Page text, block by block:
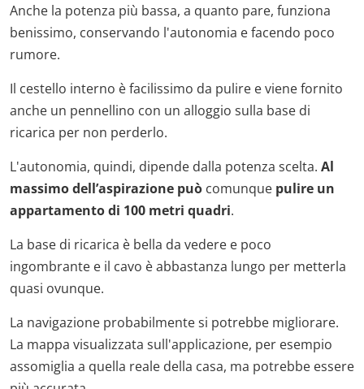
Anche la potenza più bassa, a quanto pare, funziona
benissimo, conservando l'autonomia e facendo poco
rumore.
Il cestello interno è facilissimo da pulire e viene fornito
anche un pennellino con un alloggio sulla base di
ricarica per non perderlo.
L'autonomia, quindi, dipende dalla potenza scelta. Al
massimo dell’aspirazione può comunque pulire un
appartamento di 100 metri quadri.
La base di ricarica è bella da vedere e poco
ingombrante e il cavo è abbastanza lungo per metterla
quasi ovunque.
La navigazione probabilmente si potrebbe migliorare.
La mappa visualizzata sull'applicazione, per esempio
assomiglia a quella reale della casa, ma potrebbe essere